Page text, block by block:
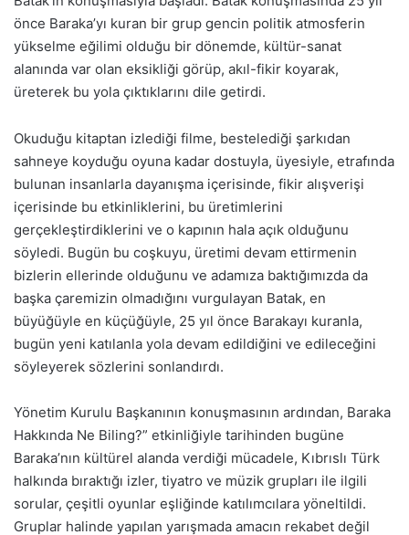
önce Baraka’yı kuran bir grup gencin politik atmosferin
yükselme eğilimi olduğu bir dönemde, kültür-sanat
alanında var olan eksikliği görüp, akıl-fikir koyarak,
üreterek bu yola çıktıklarını dile getirdi.
Okuduğu kitaptan izlediği filme, bestelediği şarkıdan
sahneye koyduğu oyuna kadar dostuyla, üyesiyle, etrafında
bulunan insanlarla dayanışma içerisinde, fikir alışverişi
içerisinde bu etkinliklerini, bu üretimlerini
gerçekleştirdiklerini ve o kapının hala açık olduğunu
söyledi. Bugün bu coşkuyu, üretimi devam ettirmenin
bizlerin ellerinde olduğunu ve adamıza baktığımızda da
başka çaremizin olmadığını vurgulayan Batak, en
büyüğüyle en küçüğüyle, 25 yıl önce Barakayı kuranla,
bugün yeni katılanla yola devam edildiğini ve edileceğini
söyleyerek sözlerini sonlandırdı.
Yönetim Kurulu Başkanının konuşmasının ardından, Baraka
Hakkında Ne Biling?” etkinliğiyle tarihinden bugüne
Baraka’nın kültürel alanda verdiği mücadele, Kıbrıslı Türk
halkında bıraktığı izler, tiyatro ve müzik grupları ile ilgili
sorular, çeşitli oyunlar eşliğinde katılımcılara yöneltildi.
Gruplar halinde yapılan yarışmada amacın rekabet değil